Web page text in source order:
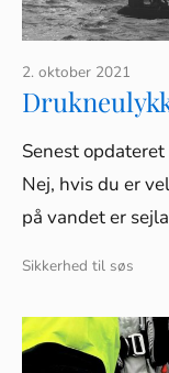
2. oktober 2021
Senest
Nej, hvis du er
på vandet er
Sikkerhed til søs